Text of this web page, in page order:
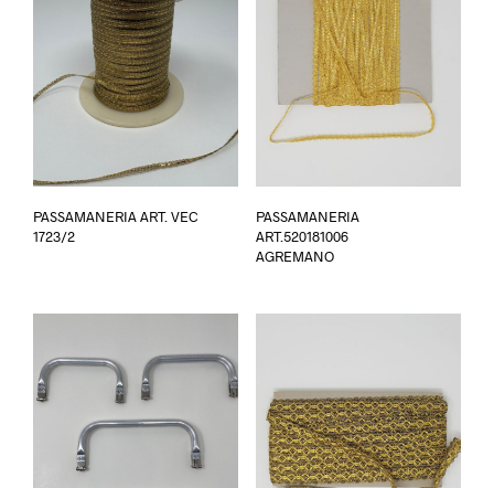
PASSAMANERIA ART. VEC
1723/2
PASSAMANERIA
ART.520181006
AGREMANO